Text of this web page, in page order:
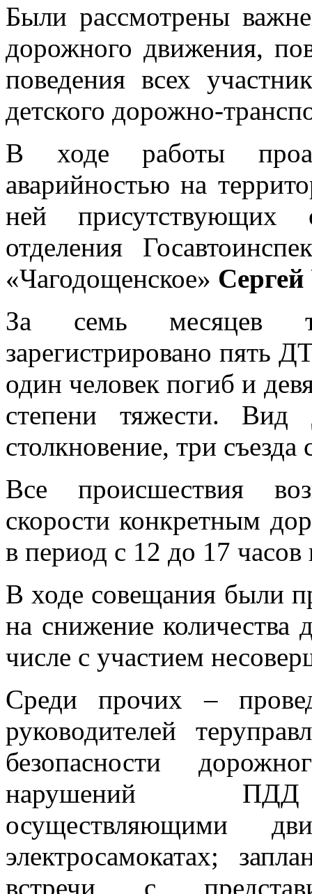
Были рассмотрены
дорожного движения,
поведения всех
детского дорожно-
В ходе работы
аварийностью на
ней присутствующих
отделения
«Чагодощенское»
За семь месяцев
зарегистрировано пять
один человек погиб и
степени тяжести.
столкновение, три съезда
Все происшествия
скорости конкретным
в период с 12 до 17
В ходе совещания были
на снижение
числе с участием
Среди прочих –
руководителей
безопасности
нарушений ПДД
осуществляющими
электросамокатах;
встречи с